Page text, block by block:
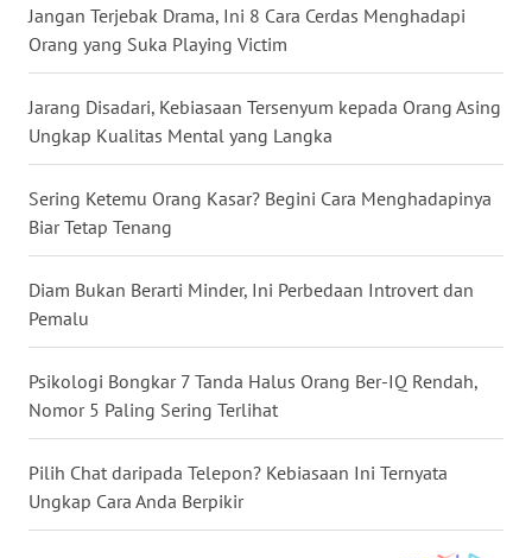
Jangan Terjebak Drama, Ini 8 Cara Cerdas Menghadapi
Orang yang Suka Playing Victim
Jarang Disadari, Kebiasaan Tersenyum kepada Orang Asing
Ungkap Kualitas Mental yang Langka
Sering Ketemu Orang Kasar? Begini Cara Menghadapinya
Biar Tetap Tenang
Diam Bukan Berarti Minder, Ini Perbedaan Introvert dan
Pemalu
Psikologi Bongkar 7 Tanda Halus Orang Ber-IQ Rendah,
Nomor 5 Paling Sering Terlihat
Pilih Chat daripada Telepon? Kebiasaan Ini Ternyata
Ungkap Cara Anda Berpikir
WN
NUSANTARA
WN
JOGJA
WN
JATIM
WN
BALI
WN
KALBAR
WN
KALTENG